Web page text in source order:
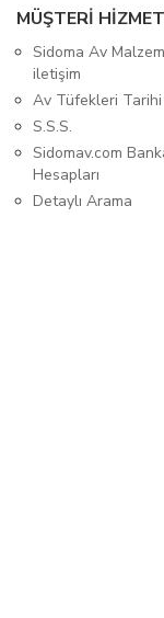
MÜŞTERİ
Sidoma Av
iletişim
Av Tüfekleri Tarihi
S.S.S.
Sidomav.com
Hesapları
Detaylı Arama